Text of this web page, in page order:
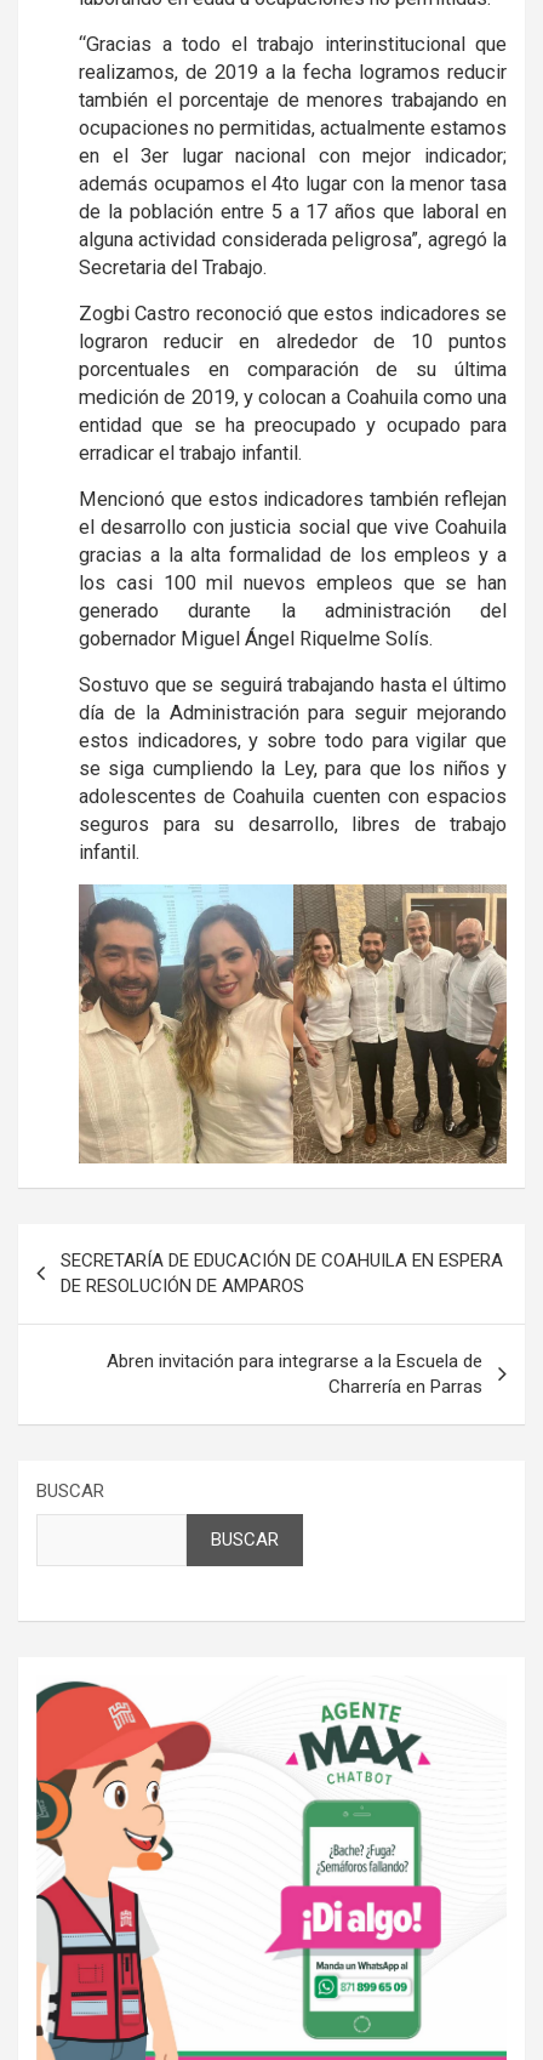
“Gracias a todo el trabajo interinstitucional que
realizamos, de 2019 a la fecha logramos reducir
también el porcentaje de menores trabajando en
ocupaciones no permitidas, actualmente estamos
en el 3er lugar nacional con mejor indicador;
además ocupamos el 4to lugar con la menor tasa
de la población entre 5 a 17 años que laboral en
alguna actividad considerada peligrosa”, agregó la
Secretaria del Trabajo.
Zogbi Castro reconoció que estos indicadores se
lograron reducir en alrededor de 10 puntos
porcentuales en comparación de su última
medición de 2019, y colocan a Coahuila como una
entidad que se ha preocupado y ocupado para
erradicar el trabajo infantil.
Mencionó que estos indicadores también reflejan
el desarrollo con justicia social que vive Coahuila
gracias a la alta formalidad de los empleos y a
los casi 100 mil nuevos empleos que se han
generado durante la administración del
gobernador Miguel Ángel Riquelme Solís.
Sostuvo que se seguirá trabajando hasta el último
día de la Administración para seguir mejorando
estos indicadores, y sobre todo para vigilar que
se siga cumpliendo la Ley, para que los niños y
adolescentes de Coahuila cuenten con espacios
seguros para su desarrollo, libres de trabajo
infantil.
Navegación
de
entradas
SECRETARÍA DE EDUCACIÓN DE COAHUILA EN ESPERA
DE RESOLUCIÓN DE AMPAROS
Abren invitación para integrarse a la Escuela de
Charrería en Parras
BUSCAR
BUSCAR